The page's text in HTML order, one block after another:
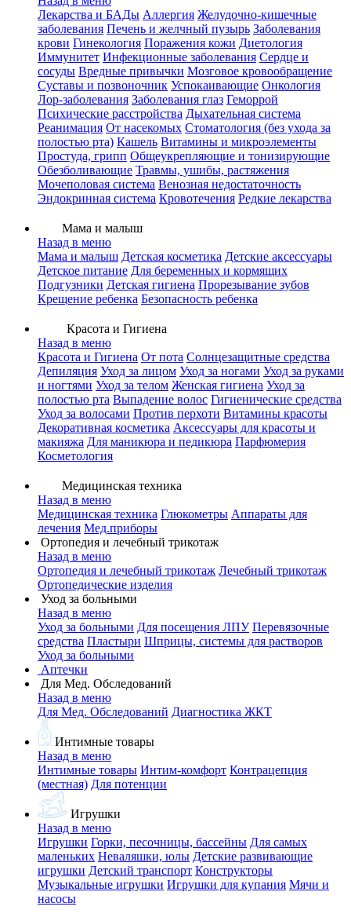
Лекарства и БАДы Аллергия Желудочно-кишечные
заболевания Печень и желчный пузырь Заболевания
крови Гинекология Поражения кожи Диетология
Иммунитет Инфекционные заболевания Сердце и
сосуды Вредные привычки Мозговое кровообращение
Суставы и позвоночник Успокаивающие Онкология
Лор-заболевания Заболевания глаз Геморрой
Психические расстройства Дыхательная система
Реанимация От насекомых Стоматология (без ухода за
полостью рта) Кашель Витамины и микроэлементы
Простуда, грипп Общеукрепляющие и тонизирующие
Обезболивающие Травмы, ушибы, растяжения
Мочеполовая система Венозная недостаточность
Эндокринная система Кровотечения Редкие лекарства
Мама и малыш
Назад в меню
Мама и малыш Детская косметика Детские аксессуары
Детское питание Для беременных и кормящих
Подгузники Детская гигиена Прорезывание зубов
Крещение ребенка Безопасность ребенка
Красота и Гигиена
Назад в меню
Красота и Гигиена От пота Солнцезащитные средства
Депиляция Уход за лицом Уход за ногами Уход за руками
и ногтями Уход за телом Женская гигиена Уход за
полостью рта Выпадение волос Гигиенические средства
Уход за волосами Против перхоти Витамины красоты
Декоративная косметика Аксессуары для красоты и
макияжа Для маникюра и педикюра Парфюмерия
Косметология
Медицинская техника
Назад в меню
Медицинская техника Глюкометры Аппараты для
лечения Мед.приборы
Ортопедия и лечебный трикотаж
Назад в меню
Ортопедия и лечебный трикотаж Лечебный трикотаж
Ортопедические изделия
Уход за больными
Назад в меню
Уход за больными Для посещения ЛПУ Перевязочные
средства Пластыри Шприцы, системы для растворов
Уход за больными
Аптечки
Для Мед. Обследований
Назад в меню
Для Мед. Обследований Диагностика ЖКТ
Интимные товары
Назад в меню
Интимные товары Интим-комфорт Контрацепция
(местная) Для потенции
Игрушки
Назад в меню
Игрушки Горки, песочницы, бассейны Для самых
маленьких Неваляшки, юлы Детские развивающие
игрушки Детский транспорт Конструкторы
Музыкальные игрушки Игрушки для купания Мячи и
насосы